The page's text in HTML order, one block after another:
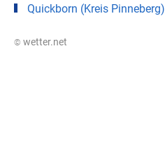
Quickborn (Kreis Pinneberg)
© wetter.net